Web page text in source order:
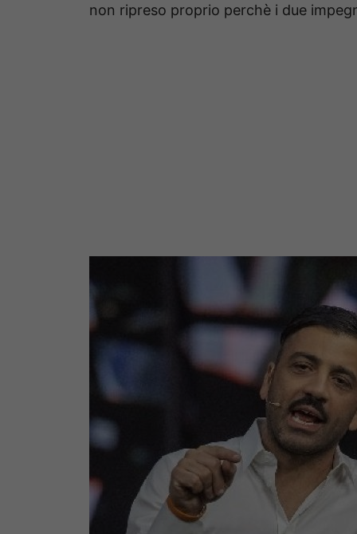
non ripreso proprio perchè i due